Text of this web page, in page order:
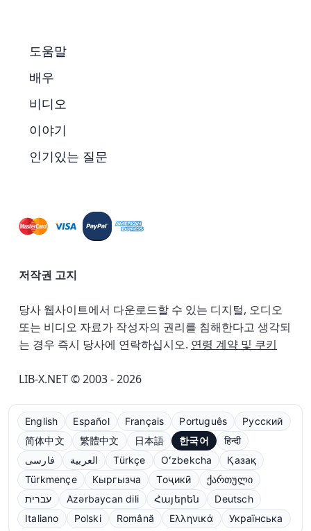
도움말
배우
비디오
이야기
인기있는 질문
저작권 고지
당사 웹사이트에서 다운로드할 수 있는 디지털, 오디오
또는 비디오 자료가 작성자의 권리를 침해한다고 생각되
는 경우 즉시 당사에 연락하십시오. 연령 계약 및 쿠키
LIB-X.NET © 2003 - 2026
English Español Français Português
Русский
简体中文
繁體中文 日本語 한국어
हिन्दी
فارسی
العربية Türkçe Oʻzbekcha
Қазақ
Türkmençe
Кыргызча Тоҷикӣ
ქართული
עברית
Azərbaycan dili Հայերեն
Deutsch
Italiano
Polski Română Ελληνικά Українська